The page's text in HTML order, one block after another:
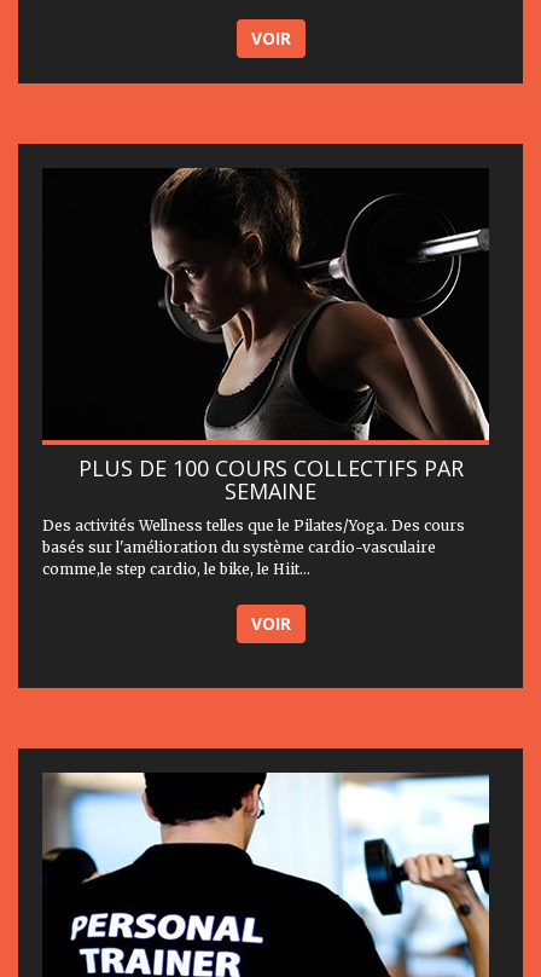
VOIR
PLUS DE 100 COURS COLLECTIFS PAR
SEMAINE
Des activités Wellness telles que le Pilates/Yoga. Des cours
basés sur l'amélioration du système cardio-vasculaire
comme,le step cardio, le bike, le Hiit...
VOIR